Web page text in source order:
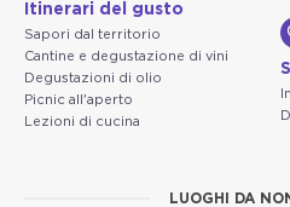
Itinerari del gusto
Sapori dal territorio
Cantine e degustazione di vini
Degustazioni di olio
Picnic all'aperto
Lezioni di cucina
LUOGHI DA